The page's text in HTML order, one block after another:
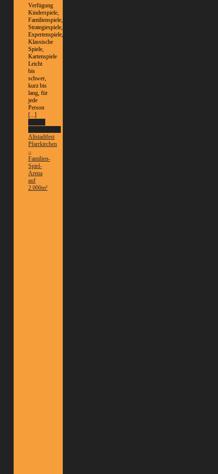
Verfügung
Kinderspiele,
Familienspiele,
Strategiespiele,
Expertenspiele,
Klassische
Spiele,
Kartenspiele
Leicht
bis
schwer,
kurz bis
lang, für
jede
Person
[...]
Altstadtfest
Pfarrkirchen
–
Familien-
Spiel-
Arena
auf
2.000m²